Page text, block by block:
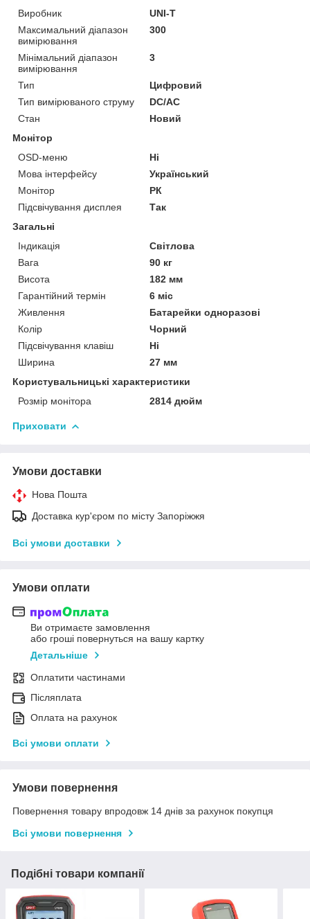
Виробник
UNI-T
Максимальний діапазон
вимірювання
300
Мінімальний діапазон
вимірювання
3
Тип
Цифровий
Тип вимірюваного струму
DC/AC
Стан
Новий
Монітор
OSD-меню
Ні
Мова інтерфейсу
Український
Монітор
РК
Підсвічування дисплея
Так
Загальні
Індикація
Світлова
Вага
90 кг
Висота
182 мм
Гарантійний термін
6 міс
Живлення
Батарейки одноразові
Колір
Чорний
Підсвічування клавіш
Ні
Ширина
27 мм
Користувальницькі характеристики
Розмір монітора
2814 дюйм
Приховати
Умови доставки
Нова Пошта
Доставка кур'єром по місту Запоріжжя
Всі умови доставки
Умови оплати
Ви отримаєте замовлення
або гроші повернуться на вашу картку
Детальніше
Оплатити частинами
Післяплата
Оплата на рахунок
Всі умови оплати
Умови повернення
Повернення товару впродовж 14 днів за рахунок покупця
Всі умови повернення
Подібні товари компанії